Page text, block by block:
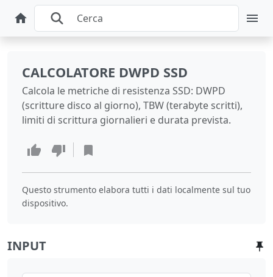
CALCOLATORE DWPD SSD
Calcola le metriche di resistenza SSD: DWPD
(scritture disco al giorno), TBW (terabyte scritti),
limiti di scrittura giornalieri e durata prevista.
Questo strumento elabora tutti i dati localmente sul tuo
dispositivo.
INPUT